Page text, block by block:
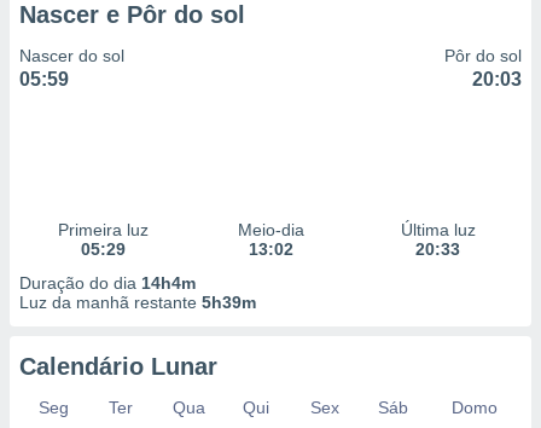
Nascer e Pôr do sol
Nascer do sol
05:59
Pôr do sol
20:03
Primeira luz
05:29
Meio-dia
13:02
Última luz
20:33
Duração do dia 14h4m
Luz da manhã restante 5h39m
Calendário Lunar
Seg Ter Qua Qui Sex Sáb
Domo